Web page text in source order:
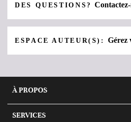
DES QUESTIONS?
ESPACE AUTEUR(S):Gérez
À PROPOS
SERVICES